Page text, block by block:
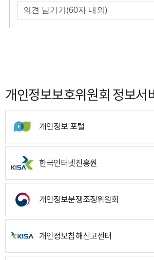
개인정보보호위원회 정보서
개인정보 포털
한국인터넷진흥원
개인정보분쟁조정위원회
개인정보침해신고센터